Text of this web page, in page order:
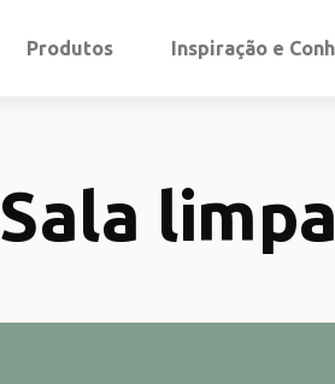
Produtos Inspiração e
Sala limpa